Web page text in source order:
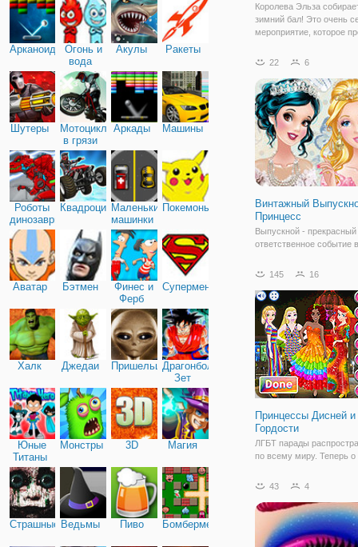
Арканоид
Огонь и
вода
Акулы Ракеты
Шутеры
Мотоциклы
в грязи
Аркады Машины
Роботы
динозавры
КвадроциклыМаленькие
машинки
Покемоны
Аватар Бэтмен
Финес и
Ферб
Супермен
Халк Джедаи ПришельцыДрагонболл
Зет
Юные
Титаны
Монстры 3D Магия
Страшные Ведьмы Пиво Бомбермен
Королева Эльза
зимний бал! Это очень
мероприятие, которое
королева ледяная, вся
образ снежной
22 6
Винтажный
Принцесс
Выпускной - прекрасный
ответственное событие
рассказывать своим
лишь приятные
Особенно важен этот
девочек. Для
145 16
Принцессы Дисней
Гордости
ЛГБТ парады
по всему миру. Теперь
Средств Массовой
Например, слегка
тему, игра одевалка
Дисней и День
43 4